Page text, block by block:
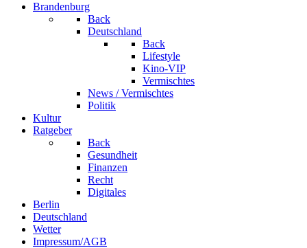
Brandenburg
Back
Deutschland
Back
Lifestyle
Kino-VIP
Vermischtes
News / Vermischtes
Politik
Kultur
Ratgeber
Back
Gesundheit
Finanzen
Recht
Digitales
Berlin
Deutschland
Wetter
Impressum/AGB